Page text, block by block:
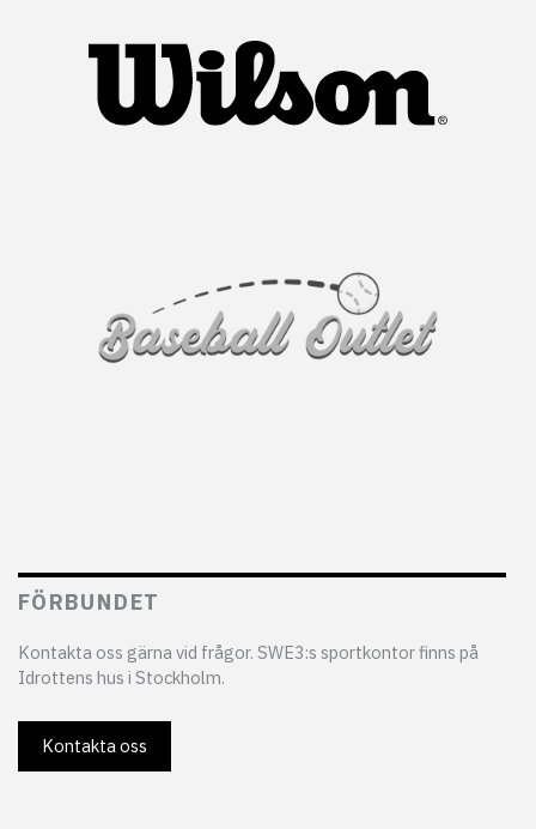
FÖRBUNDET
Kontakta oss gärna vid frågor. SWE3:s sportkontor finns på
Idrottens hus i Stockholm.
Kontakta oss